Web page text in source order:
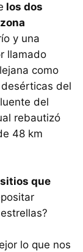
los dos
y una
llamado
como
del
del
rebautizó
48 km
que
lo que nos